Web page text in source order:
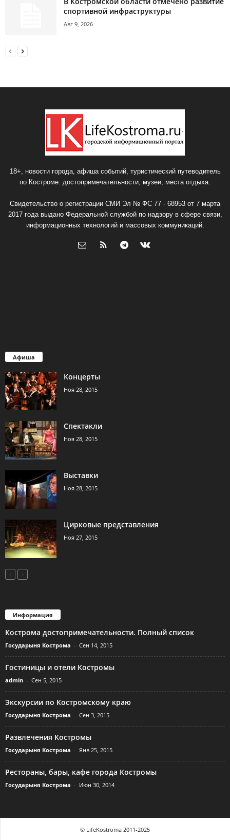
спортивной инфраструктуры
Авг 9, 2026
18+, новости города, афиша событий, туристический путеводитель
по Костроме: достопримечательности, музеи, места отдыха.
Свидетельство о регистрации СМИ Эл № ФС 77 - 68953 от 7 марта
2017 года выдано Федеральной службой по надзору в сфере связи,
информационных технологий и массовых коммуникаций.
Афиша
Концерты
Ноя 28, 2015
Спектакли
Ноя 28, 2015
Выставки
Ноя 28, 2015
Цирковые представления
Ноя 27, 2015
Информация
Кострома достопримечательности. Полный список
Государыня Кострома - Сен 14, 2015
Гостиницы и отели Костромы
admin - Сен 5, 2015
Экскурсии по Костромскому краю
Государыня Кострома - Сен 3, 2015
Развлечения Костромы
Государыня Кострома - Янв 25, 2015
Рестораны, бары, кафе города Костромы
Государыня Кострома - Июн 30, 2014
© LifeKostroma 2011-2025